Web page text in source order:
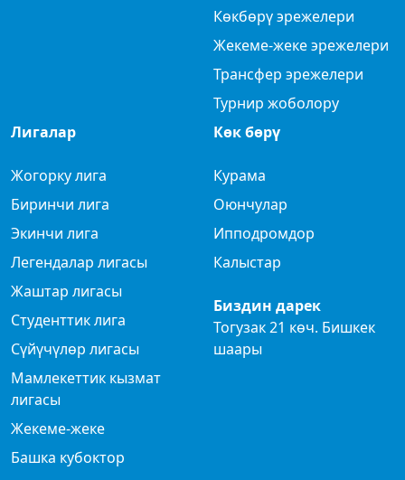
Көкбөрү эрежелери
Жекеме-жеке эрежелери
Трансфер эрежелери
Турнир жоболору
Лигалар
Жогорку лига
Биринчи лига
Экинчи лига
Легендалар лигасы
Жаштар лигасы
Студенттик лига
Сүйүчүлөр лигасы
Мамлекеттик кызмат
лигасы
Жекеме-жеке
Башка кубоктор
Көк бөрү
Курама
Оюнчулар
Ипподромдор
Калыстар
Биздин дарек
Тогузак 21 көч. Бишкек
шаары